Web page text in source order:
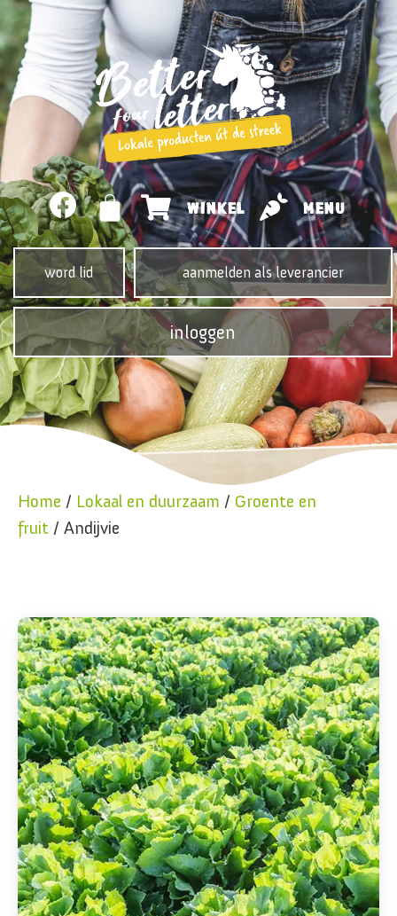
WINKEL MENU
word lid aanmelden als leverancier
inloggen
Home / Lokaal en duurzaam / Groente en
fruit / Andijvie